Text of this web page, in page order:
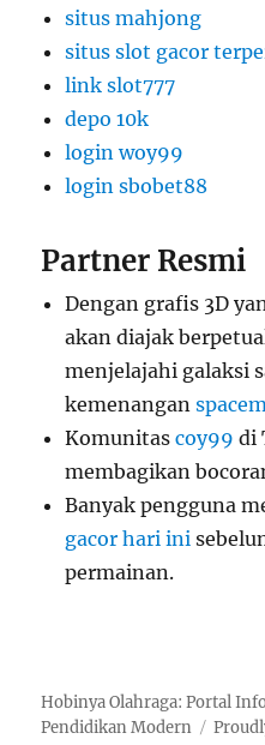
situs mahjong
situs slot gacor
link slot777
depo 10k
login woy99
login sbobet88
Partner Resmi
Dengan grafis 3D
akan diajak
menjelajahi galaksi
kemenangan
Komunitascoy99 di
membagikan
Banyak pengguna
gacor hari ini
permainan.
Hobinya Olahraga: Portal
Pendidikan Modern